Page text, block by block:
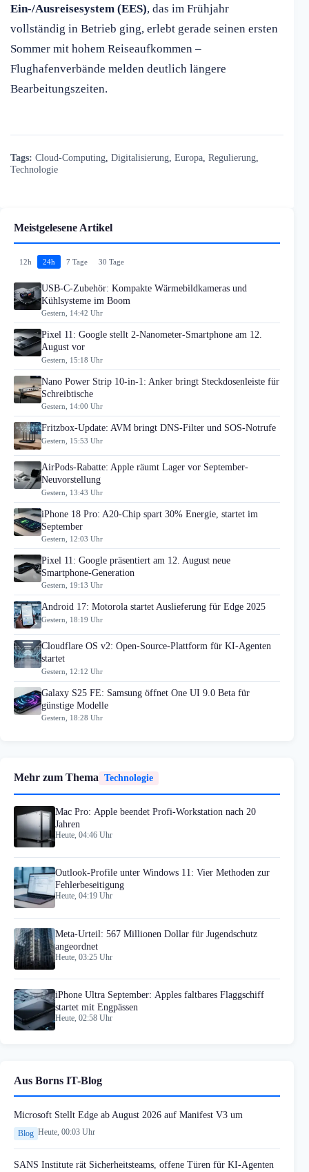
Ein-/Ausreisesystem (EES), das im Frühjahr
vollständig in Betrieb ging, erlebt gerade seinen ersten
Sommer mit hohem Reiseaufkommen –
Flughafenverbände melden deutlich längere
Bearbeitungszeiten.
Tags: Cloud-Computing Digitalisierung Europa Regulierung
Technologie
Meistgelesene Artikel
12h 24h 7 Tage 30 Tage
USB-C-Zubehör: Kompakte Wärmebildkameras und
Kühlsysteme im Boom
Gestern, 14:42 Uhr
Pixel 11: Google stellt 2-Nanometer-Smartphone am 12.
August vor
Gestern, 15:18 Uhr
Nano Power Strip 10-in-1: Anker bringt Steckdosenleiste für
Schreibtische
Gestern, 14:00 Uhr
Fritzbox-Update: AVM bringt DNS-Filter und SOS-Notrufe
Gestern, 15:53 Uhr
AirPods-Rabatte: Apple räumt Lager vor September-
Neuvorstellung
Gestern, 13:43 Uhr
iPhone 18 Pro: A20-Chip spart 30% Energie, startet im
September
Gestern, 12:03 Uhr
Pixel 11: Google präsentiert am 12. August neue
Smartphone-Generation
Gestern, 19:13 Uhr
Android 17: Motorola startet Auslieferung für Edge 2025
Gestern, 18:19 Uhr
Cloudflare OS v2: Open-Source-Plattform für KI-Agenten
startet
Gestern, 12:12 Uhr
Galaxy S25 FE: Samsung öffnet One UI 9.0 Beta für
günstige Modelle
Gestern, 18:28 Uhr
Mehr zum Thema Technologie
Mac Pro: Apple beendet Profi-Workstation nach 20
Jahren
Heute, 04:46 Uhr
Outlook-Profile unter Windows 11: Vier Methoden zur
Fehlerbeseitigung
Heute, 04:19 Uhr
Meta-Urteil: 567 Millionen Dollar für Jugendschutz
angeordnet
Heute, 03:25 Uhr
iPhone Ultra September: Apples faltbares Flaggschiff
startet mit Engpässen
Heute, 02:58 Uhr
Aus Borns IT-Blog
Microsoft Stellt Edge ab August 2026 auf Manifest V3 um
Blog Heute, 00:03 Uhr
SANS Institute rät Sicherheitsteams, offene Türen für KI-Agenten